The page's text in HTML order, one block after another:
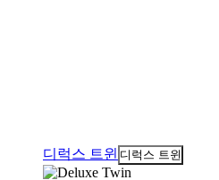
디럭스 트윈 디럭스 트윈